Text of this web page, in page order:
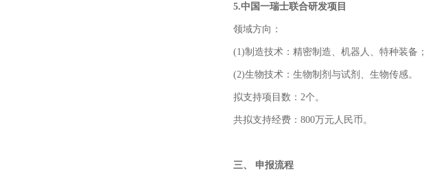
5.中国一瑞士联合研发项目
领域方向：
(1)制造技术：精密制造、机器人、特种装备；
(2)生物技术：生物制剂与试剂、生物传感。
拟支持项目数：2个。
共拟支持经费：800万元人民币。
三、 申报流程